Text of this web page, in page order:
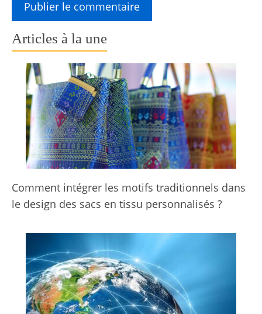
Articles à la une
Comment intégrer les motifs traditionnels dans
le design des sacs en tissu personnalisés ?